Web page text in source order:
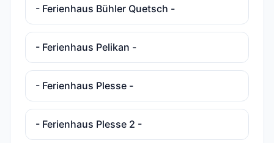
- Ferienhaus Bühler Quetsch -
- Ferienhaus Pelikan -
- Ferienhaus Plesse -
- Ferienhaus Plesse 2 -